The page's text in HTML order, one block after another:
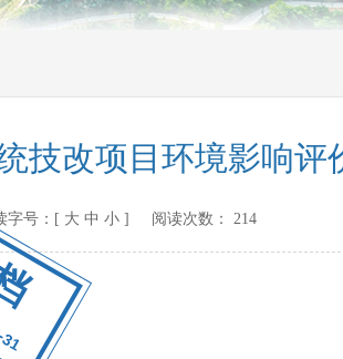
技改项目环境影响评
号：[ 大 中 小 ] 阅读次数： 214